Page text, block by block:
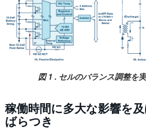
図 1 . セルのバランス調整を
稼働時間に多大な影響を
ばらつき